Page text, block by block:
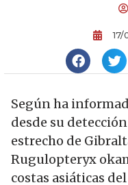
17/
Según ha
desde su
estrecho de
Rugulopteryx
costas asiáticas